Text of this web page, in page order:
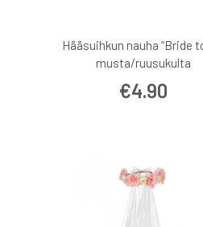
Hääsuihkun nauha “Bride
musta/ruusukulta
€4.90